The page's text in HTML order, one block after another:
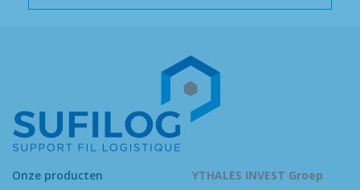
Onze producten
YTHALES INVEST Groep